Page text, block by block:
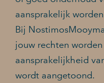
aansprakelijk
Bij
jouw rechten
aansprakelijkheid
wordt aangetoond.